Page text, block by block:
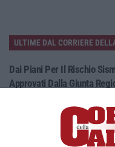
ULTIME DAL CORRIERE
Dai Piani Per Il Rischio
Approvati Dalla Giunta
proposta del presidente
06 Agosto, 20:03